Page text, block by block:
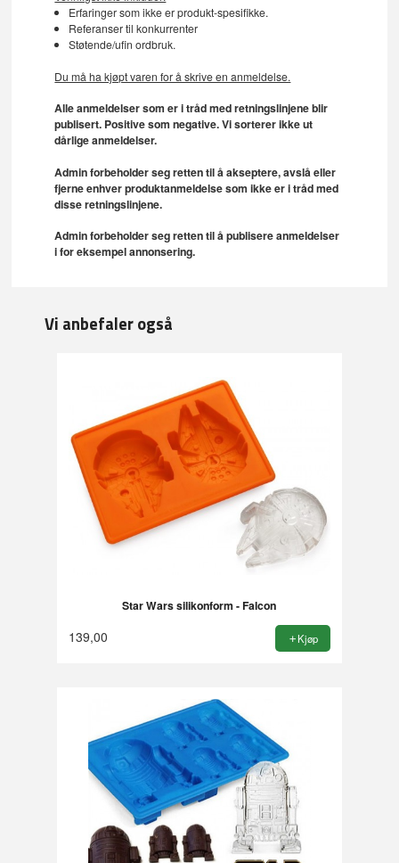
Erfaringer som ikke er produkt-spesifikke.
Referanser til konkurrenter
Støtende/ufin ordbruk.
Du må ha kjøpt varen for å skrive en anmeldelse.
Alle anmeldelser som er i tråd med retningslinjene blir
publisert. Positive som negative. Vi sorterer ikke ut
dårlige anmeldelser.
Admin forbeholder seg retten til å akseptere, avslå eller
fjerne enhver produktanmeldelse som ikke er i tråd med
disse retningslinjene.
Admin forbeholder seg retten til å publisere anmeldelser
i for eksempel annonsering.
Vi anbefaler også
Star Wars silikonform - Falcon
139,00 Kjøp